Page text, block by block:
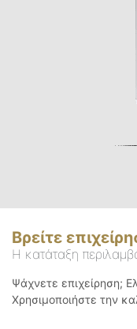
Βρείτε
Η κατάταξη
Ψάχνετε επιχείρηση;
Χρησιμοποιήστε την